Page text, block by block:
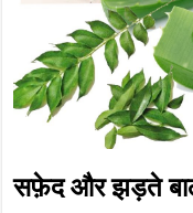
सफ़ेद और झड़ते